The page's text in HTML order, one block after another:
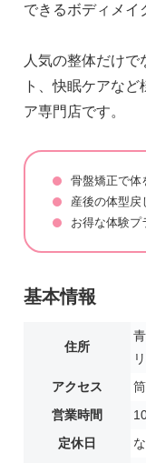
できるボディメイ
人気の整体だけ
ト、快眠ケアな
ア専門店です。
骨盤矯正で体
産後の体型戻
お得な体験プ
基本情報
住所
アクセス
営業時間
定休日